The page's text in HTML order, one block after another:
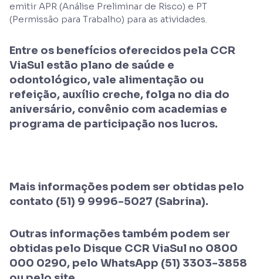
emitir APR (Análise Preliminar de Risco) e PT
(Permissão para Trabalho) para as atividades.
Entre os benefícios oferecidos pela CCR
ViaSul estão plano de saúde e
odontológico, vale alimentação ou
refeição, auxílio creche, folga no dia do
aniversário, convênio com academias e
programa de participação nos lucros.
Mais informações podem ser obtidas pelo
contato (51) 9 9996-5027 (Sabrina).
Outras informações também podem ser
obtidas pelo Disque CCR ViaSul no 0800
000 0290, pelo WhatsApp (51) 3303-3858